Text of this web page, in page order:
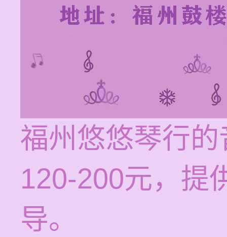
福州悠悠琴行
120-200元，提
导。